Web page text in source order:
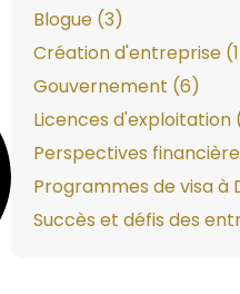
Blogue (3)
Création d'entreprise
Gouvernement (6)
Licences d'exploitation
Perspectives
Programmes de visa à
Succès et défis des